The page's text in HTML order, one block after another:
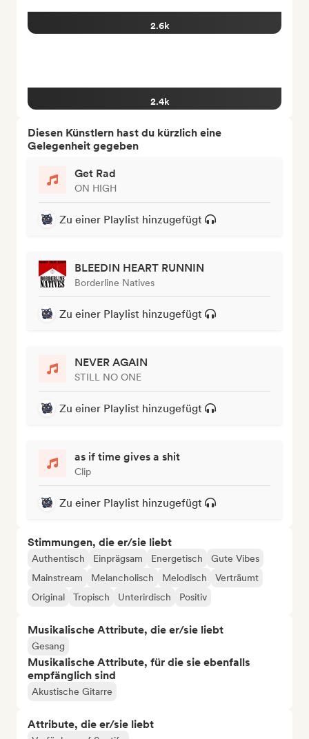
2.6k
2.4k
Diesen Künstlern hast du kürzlich eine
Gelegenheit gegeben
Get Rad
ON HIGH
Zu einer Playlist hinzugefügt
BLEEDIN HEART RUNNIN
Borderline Natives
Zu einer Playlist hinzugefügt
NEVER AGAIN
STILL NO ONE
Zu einer Playlist hinzugefügt
as if time gives a shit
Clip
Zu einer Playlist hinzugefügt
Stimmungen, die er/sie liebt
Authentisch Einprägsam Energetisch
Gute Vibes
Mainstream
Melancholisch Melodisch
Verträumt
Original
Tropisch Unterirdisch Positiv
Musikalische Attribute, die er/sie liebt
Gesang
Musikalische Attribute, für die sie ebenfalls
empfänglich sind
Akustische Gitarre
Attribute, die er/sie liebt